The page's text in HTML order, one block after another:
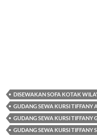
DISEWAKAN SOFA KOTAK
GUDANG SEWA KURSI TIFFANY
GUDANG SEWA KURSI TIFFANY
GUDANG SEWA KURSI TIFFANY